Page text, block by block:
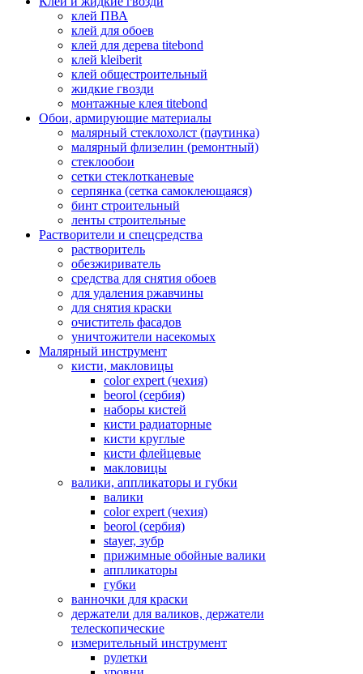
клей ПВА
клей для обоев
клей для дерева titebond
клей kleiberit
клей общестроительный
жидкие гвозди
монтажные клея titebond
Обои, армирующие материалы
малярный стеклохолст (паутинка)
малярный флизелин (ремонтный)
стеклообои
сетки стеклотканевые
серпянка (сетка самоклеющаяся)
бинт строительный
ленты строительные
Растворители и спецсредства
растворитель
обезжириватель
средства для снятия обоев
для удаления ржавчины
для снятия краски
очиститель фасадов
уничтожители насекомых
Малярный инструмент
кисти, макловицы
color expert (чехия)
beorol (сербия)
наборы кистей
кисти радиаторные
кисти круглые
кисти флейцевые
макловицы
валики, аппликаторы и губки
валики
color expert (чехия)
beorol (сербия)
stayer, зубр
прижимные обойные валики
аппликаторы
губки
ванночки для краски
держатели для валиков, держатели
телескопические
измерительный инструмент
рулетки